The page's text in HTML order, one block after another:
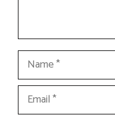
Name
Email